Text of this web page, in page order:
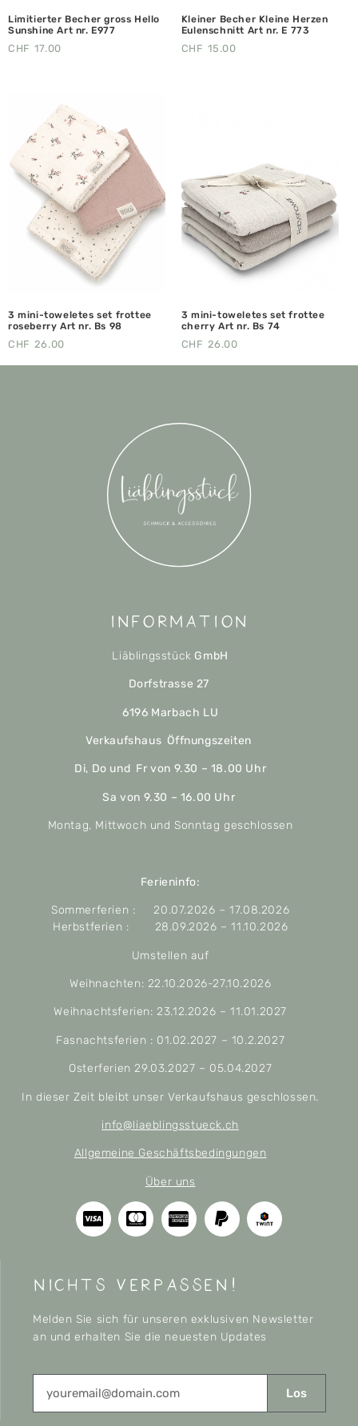
Limitierter Becher gross Hello
Sunshine Art nr. E977
CHF 17.00
Kleiner Becher Kleine Herzen
Eulenschnitt Art nr. E 773
CHF 15.00
3 mini-toweletes set frottee
roseberry Art nr. Bs 98
CHF 26.00
3 mini-toweletes set frottee
cherry Art nr. Bs 74
CHF 26.00
Information
Liäblingsstück GmbH
Dorfstrasse 27
6196 Marbach LU
Verkaufshaus Öffnungszeiten
Di, Do und Fr von 9.30 – 18.00 Uhr
Sa von 9.30 – 16.00 Uhr
Montag, Mittwoch und Sonntag geschlossen
Ferieninfo:
Sommerferien : 20.07.2026 – 17.08.2026
Herbstferien : 28.09.2026 – 11.10.2026
Umstellen auf
Weihnachten: 22.10.2026-27.10.2026
Weihnachtsferien: 23.12.2026 – 11.01.2027
Fasnachtsferien : 01.02.2027 – 10.2.2027
Osterferien 29.03.2027 – 05.04.2027
In dieser Zeit bleibt unser Verkaufshaus geschlossen.
info@liaeblingsstueck.ch
Allgemeine Geschäftsbedingungen
Über uns
nichts verpassen!
Melden Sie sich für unseren exklusiven Newsletter
an und erhalten Sie die neuesten Updates
Los